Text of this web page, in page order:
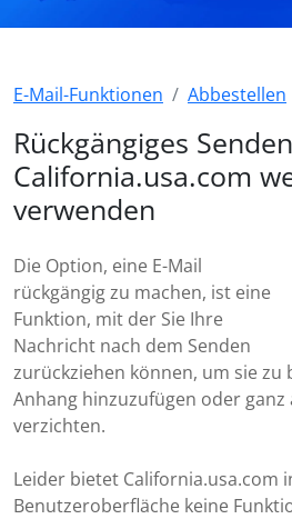
E-Mail-Funktionen Abbestellen
Rückgängiges
California.usa.com
verwenden
Die Option, eine E-Mail
rückgängig zu machen, ist eine
Funktion, mit der Sie Ihre
Nachricht nach dem Senden
zurückziehen können, um sie zu
Anhang hinzuzufügen oder ganz
verzichten.
Leider bietet California.usa.com
Benutzeroberfläche keine